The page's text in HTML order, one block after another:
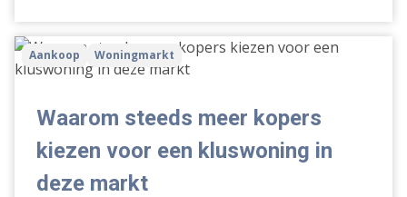
Waarom
steeds
kopers
voor
een
Aankoop Woningmarkt
Waarom steeds meer kopers
kiezen voor een kluswoning in
deze markt